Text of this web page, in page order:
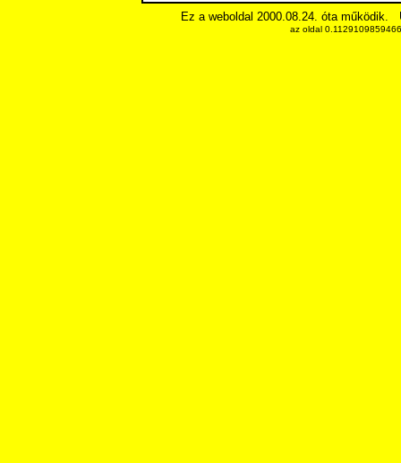
Ez a weboldal 2000.08.24. óta működik.
az oldal